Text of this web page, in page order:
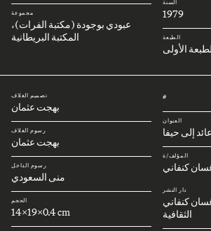
السنة
1979
الطبعة
الأولى
مجموعة
عبودي بوجودة (مكتبة الفرات)،
المكتبة البريطانية
#
العنوان
عائد إلى حيفا
المؤلف/ة
كنفاني
دار النشر
كنفاني
الثقافية
تصميم الغلاف
بهجت عثمان
رسوم الغلاف
بهجت عثمان
رسوم الداخل
منى السعودي
الحجم
14x19x0.4 cm